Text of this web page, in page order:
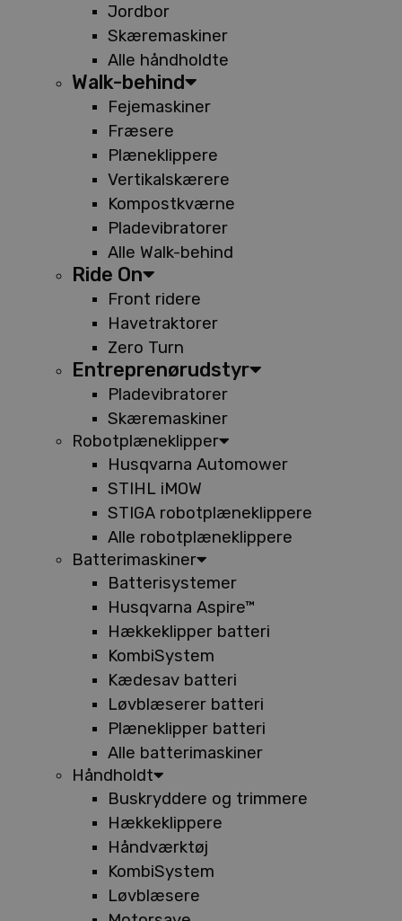
Jordbor
Skæremaskiner
Alle håndholdte
Walk-behind
Fejemaskiner
Fræsere
Plæneklippere
Vertikalskærere
Kompostkværne
Pladevibratorer
Alle Walk-behind
Ride On
Front ridere
Havetraktorer
Zero Turn
Entreprenørudstyr
Pladevibratorer
Skæremaskiner
Robotplæneklipper
Husqvarna Automower
STIHL iMOW
STIGA robotplæneklippere
Alle robotplæneklippere
Batterimaskiner
Batterisystemer
Husqvarna Aspire™
Hækkeklipper batteri
KombiSystem
Kædesav batteri
Løvblæserer batteri
Plæneklipper batteri
Alle batterimaskiner
Håndholdt
Buskryddere og trimmere
Hækkeklippere
Håndværktøj
KombiSystem
Løvblæsere